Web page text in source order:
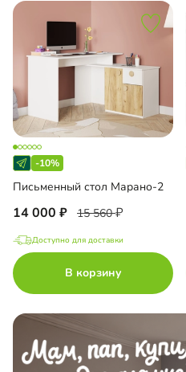
-10%
Письменный стол Марано-2
14 000 15 560
Доступно для доставки
В корзину